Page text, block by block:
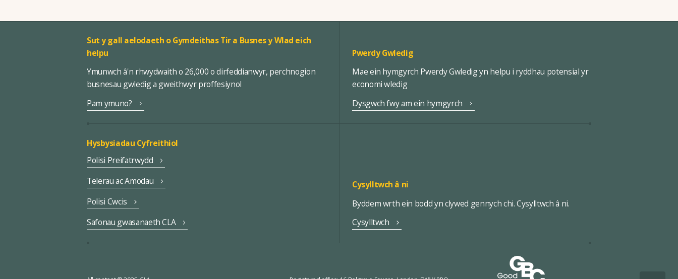
Sut y gall aelodaeth o Gymdeithas Tir a Busnes y Wlad eich
helpu
Ymunwch â'n rhwydwaith o 26,000 o dirfeddianwyr, perchnogion
busnesau gwledig a gweithwyr proffesiynol
Pam ymuno?
Pwerdy Gwledig
Mae ein hymgyrch Pwerdy Gwledig yn helpu i ryddhau potensial yr
economi wledig
Dysgwch fwy am ein hymgyrch
Hysbysiadau Cyfreithiol
Polisi Preifatrwydd
Telerau ac Amodau
Polisi Cwcis
Safonau gwasanaeth CLA
Cysylltwch â ni
Byddem wrth ein bodd yn clywed gennych chi. Cysylltwch â ni.
Cysylltwch